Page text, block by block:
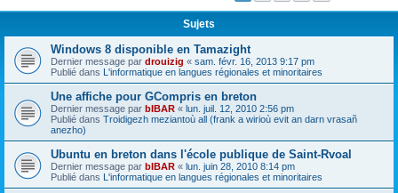
c
Sujets
Windows 8 disponible en Tamazight
Dernier message par drouizig « sam. févr. 16, 2013 9:17 pm
Publié dans L'informatique en langues régionales et minoritaires
Une affiche pour GCompris en breton
Dernier message par bIBAR « lun. juil. 12, 2010 2:56 pm
Publié dans Troidigezh meziantoù all (frank a wirioù evit an darn vrasañ
anezho)
Ubuntu en breton dans l'école publique de Saint-Rvoal
Dernier message par bIBAR « lun. juin 28, 2010 8:14 pm
Publié dans L'informatique en langues régionales et minoritaires